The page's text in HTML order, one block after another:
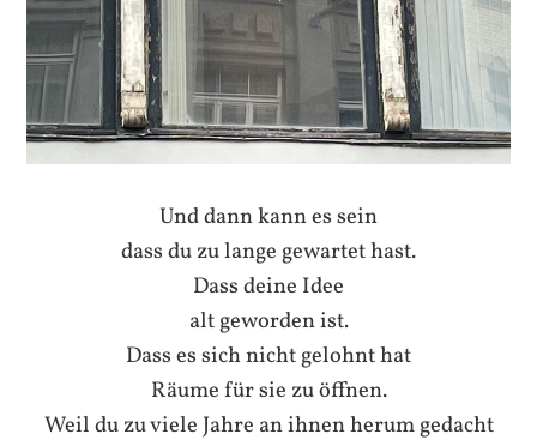
Und dann kann es sein
dass du zu lange gewartet hast.
Dass deine Idee
alt geworden ist.
Dass es sich nicht gelohnt hat
Räume für sie zu öffnen.
Weil du zu viele Jahre an ihnen herum gedacht